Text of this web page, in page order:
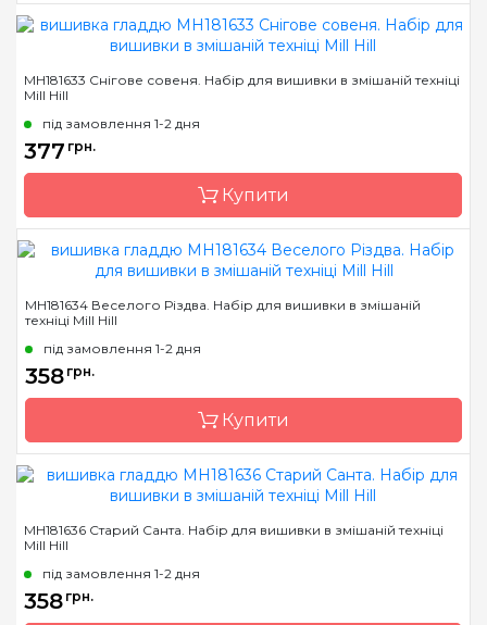
Країна виробник
Розмір
Канва
MH181633 Снігове совеня. Набір для вишивки в змішаній техніці
Mill Hill
під замовлення 1-2 дня
377 грн.
Купити
Країна виробник
Розмір
Канва
MH181634 Веселого Різдва. Набір для вишивки в змішаній
техніці Mill Hill
під замовлення 1-2 дня
358 грн.
Купити
Країна виробник
Розмір
Канва
MH181636 Старий Санта. Набір для вишивки в змішаній техніці
Mill Hill
під замовлення 1-2 дня
358 грн.